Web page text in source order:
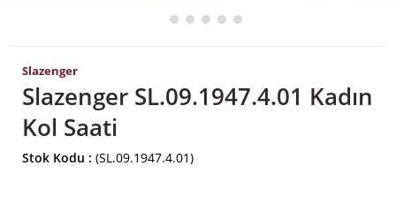
Slazenger
Slazenger SL.09.1947.4.01 Kadın
Kol Saati
Stok Kodu (SL.09.1947.4.01)